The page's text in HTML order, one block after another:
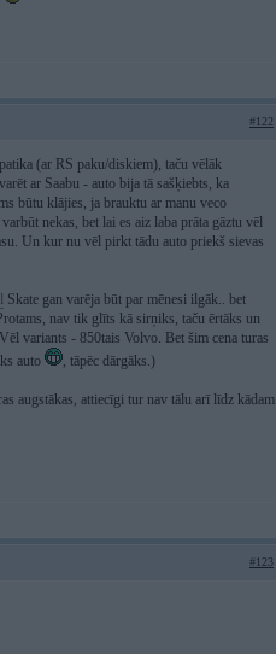
#122
(ar RS paku/diskiem), taču vēlāk
ar Saabu - auto bija tā sašķiebts, ka
būtu klājies, ja brauktu ar manu veco
nekas, bet lai es aiz laba prāta gāztu vēl
Un kur nu vēl pirkt tādu auto priekš sievas
Skate gan varēja būt par mēnesi ilgāk.. bet
Protams, nav tik glīts kā sirņiks, taču ērtāks un
variants - 850tais Volvo. Bet šim cena turas
auto
, tāpēc dārgāks.)
augstākas, attiecīgi tur nav tālu arī līdz kādam
#123